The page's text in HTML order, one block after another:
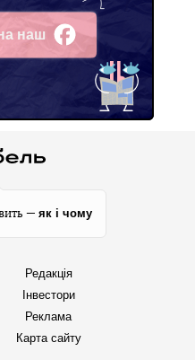
наш
— як і чому
Редакція
Інвестори
Реклама
Карта сайту